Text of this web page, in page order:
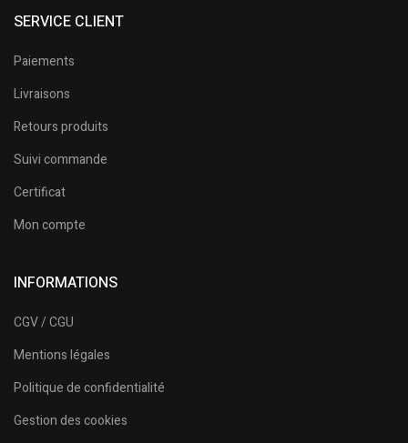
SERVICE CLIENT
Paiements
Livraisons
Retours produits
Suivi commande
Certificat
Mon compte
INFORMATIONS
CGV / CGU
Mentions légales
Politique de confidentialité
Gestion des cookies